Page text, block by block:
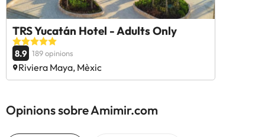
TRS Yucatán Hotel - Adults Only
8.9 189 opinions
Riviera Maya, Mèxic
Opinions sobre Amimir.com